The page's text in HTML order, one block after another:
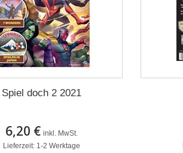
Spiel doch 2 2021
6,20 € inkl. MwSt.
Lieferzeit: 1-2 Werktage